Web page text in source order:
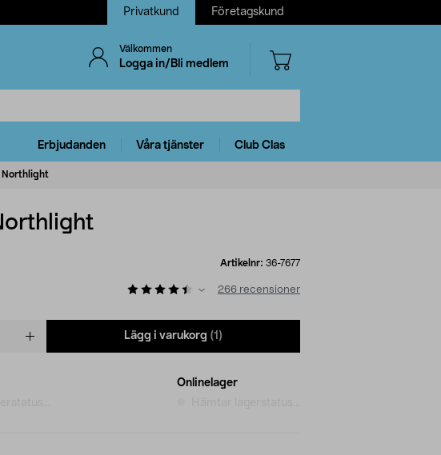
Privatkund Företagskund
Välkommen
Logga in/Bli medlem
Erbjudanden Våra tjänster Club Clas
Northlight
Artikelnr: 36-7677
266 recensioner
Lägg i varukorg (1)
Onlinelager